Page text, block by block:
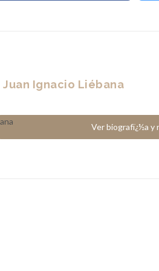
Juan Ignacio Liébana
Ver biografï¿½a y